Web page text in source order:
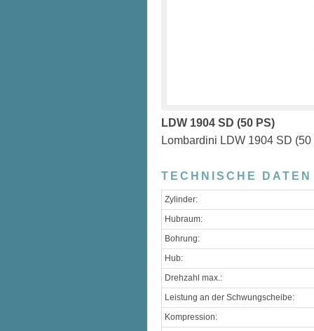
LDW 1904 SD (50 PS)
Lombardini LDW 1904 SD (50
TECHNISCHE DATEN
Zylinder:
Hubraum:
Bohrung:
Hub:
Drehzahl max.:
Leistung an der Schwungscheibe:
Kompression: